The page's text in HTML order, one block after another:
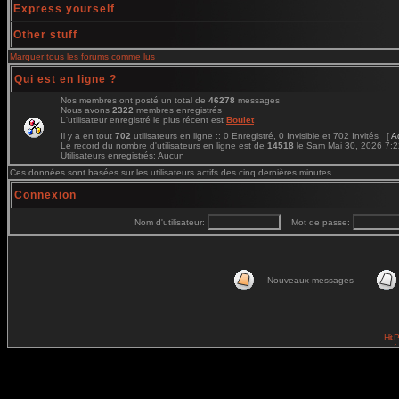
Express yourself
Other stuff
Marquer tous les forums comme lus
Qui est en ligne ?
Nos membres ont posté un total de 46278 messages
Nous avons 2322 membres enregistrés
L'utilisateur enregistré le plus récent est Boulet
Il y a en tout 702 utilisateurs en ligne :: 0 Enregistré, 0 Invisible et 702 Invités [
Le record du nombre d'utilisateurs en ligne est de 14518 le Sam Mai 30, 2026
Utilisateurs enregistrés: Aucun
Ces données sont basées sur les utilisateurs actifs des cinq dernières minutes
Connexion
Nom d'utilisateur: Mot de passe:
Nouveaux messages